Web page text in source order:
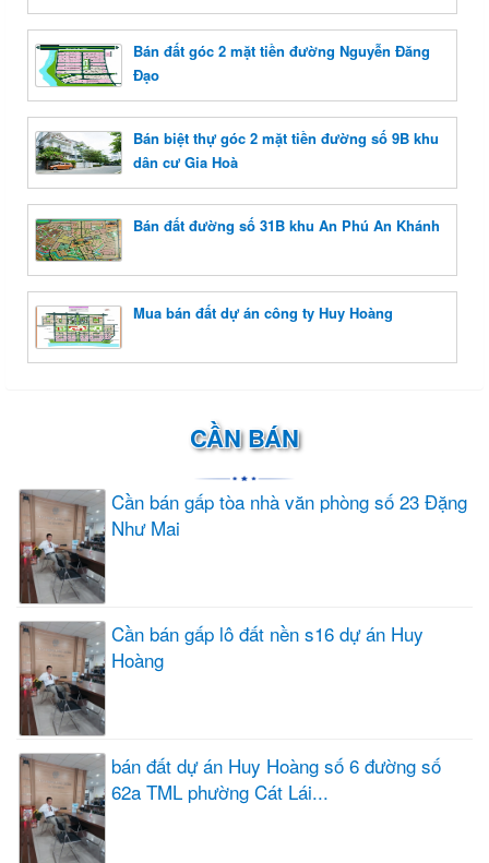
Bán đất góc 2 mặt tiền đường Nguyễn Đăng
Đạo
Bán biệt thự góc 2 mặt tiền đường số 9B khu
dân cư Gia Hoà
Bán đất đường số 31B khu An Phú An Khánh
Mua bán đất dự án công ty Huy Hoàng
CẦN BÁN
Cần bán gấp tòa nhà văn phòng số 23 Đặng
Như Mai
Cần bán gấp lô đất nền s16 dự án Huy
Hoàng
bán đất dự án Huy Hoàng số 6 đường số
62a TML phường Cát Lái...